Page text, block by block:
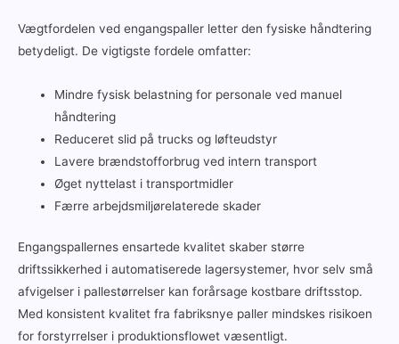
Vægtfordelen ved engangspaller letter den fysiske håndtering
betydeligt. De vigtigste fordele omfatter:
Mindre fysisk belastning for personale ved manuel
håndtering
Reduceret slid på trucks og løfteudstyr
Lavere brændstofforbrug ved intern transport
Øget nyttelast i transportmidler
Færre arbejdsmiljørelaterede skader
Engangspallernes ensartede kvalitet skaber større
driftssikkerhed i automatiserede lagersystemer, hvor selv små
afvigelser i pallestørrelser kan forårsage kostbare driftsstop.
Med konsistent kvalitet fra fabriksnye paller mindskes risikoen
for forstyrrelser i produktionsflowet væsentligt.